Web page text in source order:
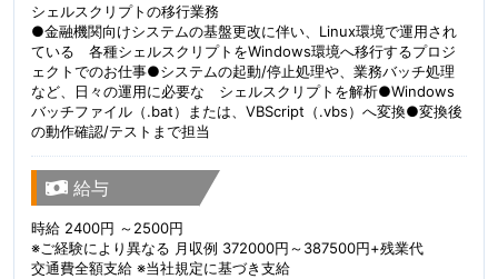
シェルスクリプトの移行業務
●金融機関向けシステムの基盤更改に伴い、Linux環境で運用され
ている 各種シェルスクリプトをWindows環境へ移行するプロジ
ェクトでのお仕事●システムの起動/停止処理や、業務バッチ処理
など、日々の運用に必要な シェルスクリプトを解析●Windows
バッチファイル（.bat）または、VBScript（.vbs）へ変換●変換後
の動作確認/テストまで担当
給与
時給 2400円 ～2500円
※ご経験により異なる 月収例 372000円～387500円+残業代
交通費全額支給 ※当社規定に基づき支給